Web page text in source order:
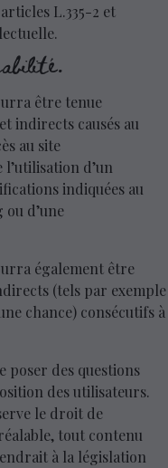
L.335-2 et
être tenue
indirects causés au
au site
d’un
indiquées au
d’une
également être
(tels par exemple
chance) consécutifs à
poser des questions
des utilisateurs.
le droit de
tout contenu
à la législation